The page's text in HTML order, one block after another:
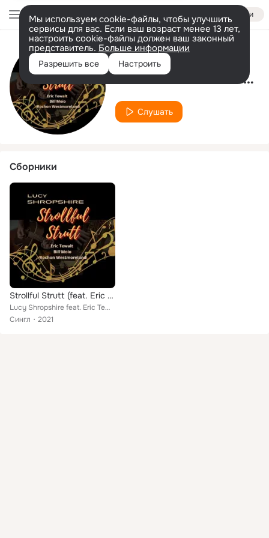
Войти
Мы используем cookie-файлы, чтобы улучшить
сервисы для вас. Если ваш возраст менее 13 лет,
настроить cookie-файлы должен ваш законный
представитель. Больше информации
Разрешить все Настроить
Исполнитель
Rochon Westmoreland
Слушать
Сборники
Strollful Strutt (feat. Eric Tewalt, Bill Moio & Rochon Westmoreland)
Lucy Shropshire feat. Eric Tewalt, Bill Moio, Rochon Westmoreland
Сингл
2021